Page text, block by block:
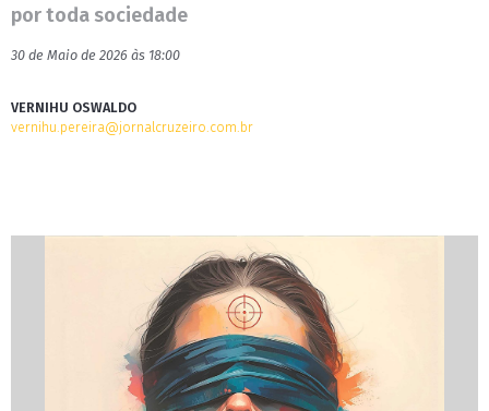
por toda sociedade
30 de Maio de 2026 às 18:00
VERNIHU OSWALDO
vernihu.pereira@jornalcruzeiro.com.br